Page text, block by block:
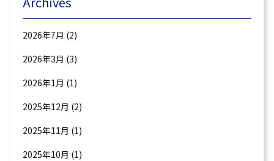
2026年7月 (2)
2026年3月 (3)
2026年1月 (1)
2025年12月 (2)
2025年11月 (1)
2025年10月 (1)